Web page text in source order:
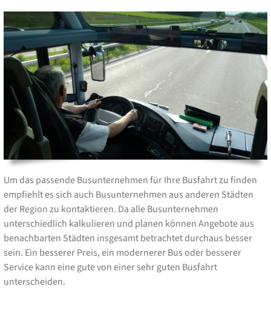
Um das passende Busunternehmen für Ihre Busfahrt zu finden
empfiehlt es sich auch Busunternehmen aus anderen Städten
der Region zu kontaktieren. Da alle Busunternehmen
unterschiedlich kalkulieren und planen können Angebote aus
benachbarten Städten insgesamt betrachtet durchaus besser
sein. Ein besserer Preis, ein modernerer Bus oder besserer
Service kann eine gute von einer sehr guten Busfahrt
unterscheiden.